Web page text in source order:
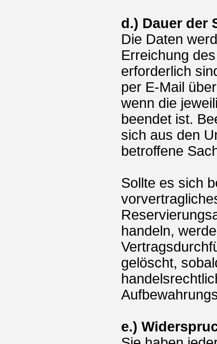
d.) Dauer der
Die Daten
Erreichung
erforderlich
per E-Mail
wenn die
beendet ist.
sich aus den
betroffene
Sollte es sich
handeln,
gelöscht,
e.)